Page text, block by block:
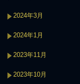
2024年3月
2024年1月
2023年11月
2023年10月